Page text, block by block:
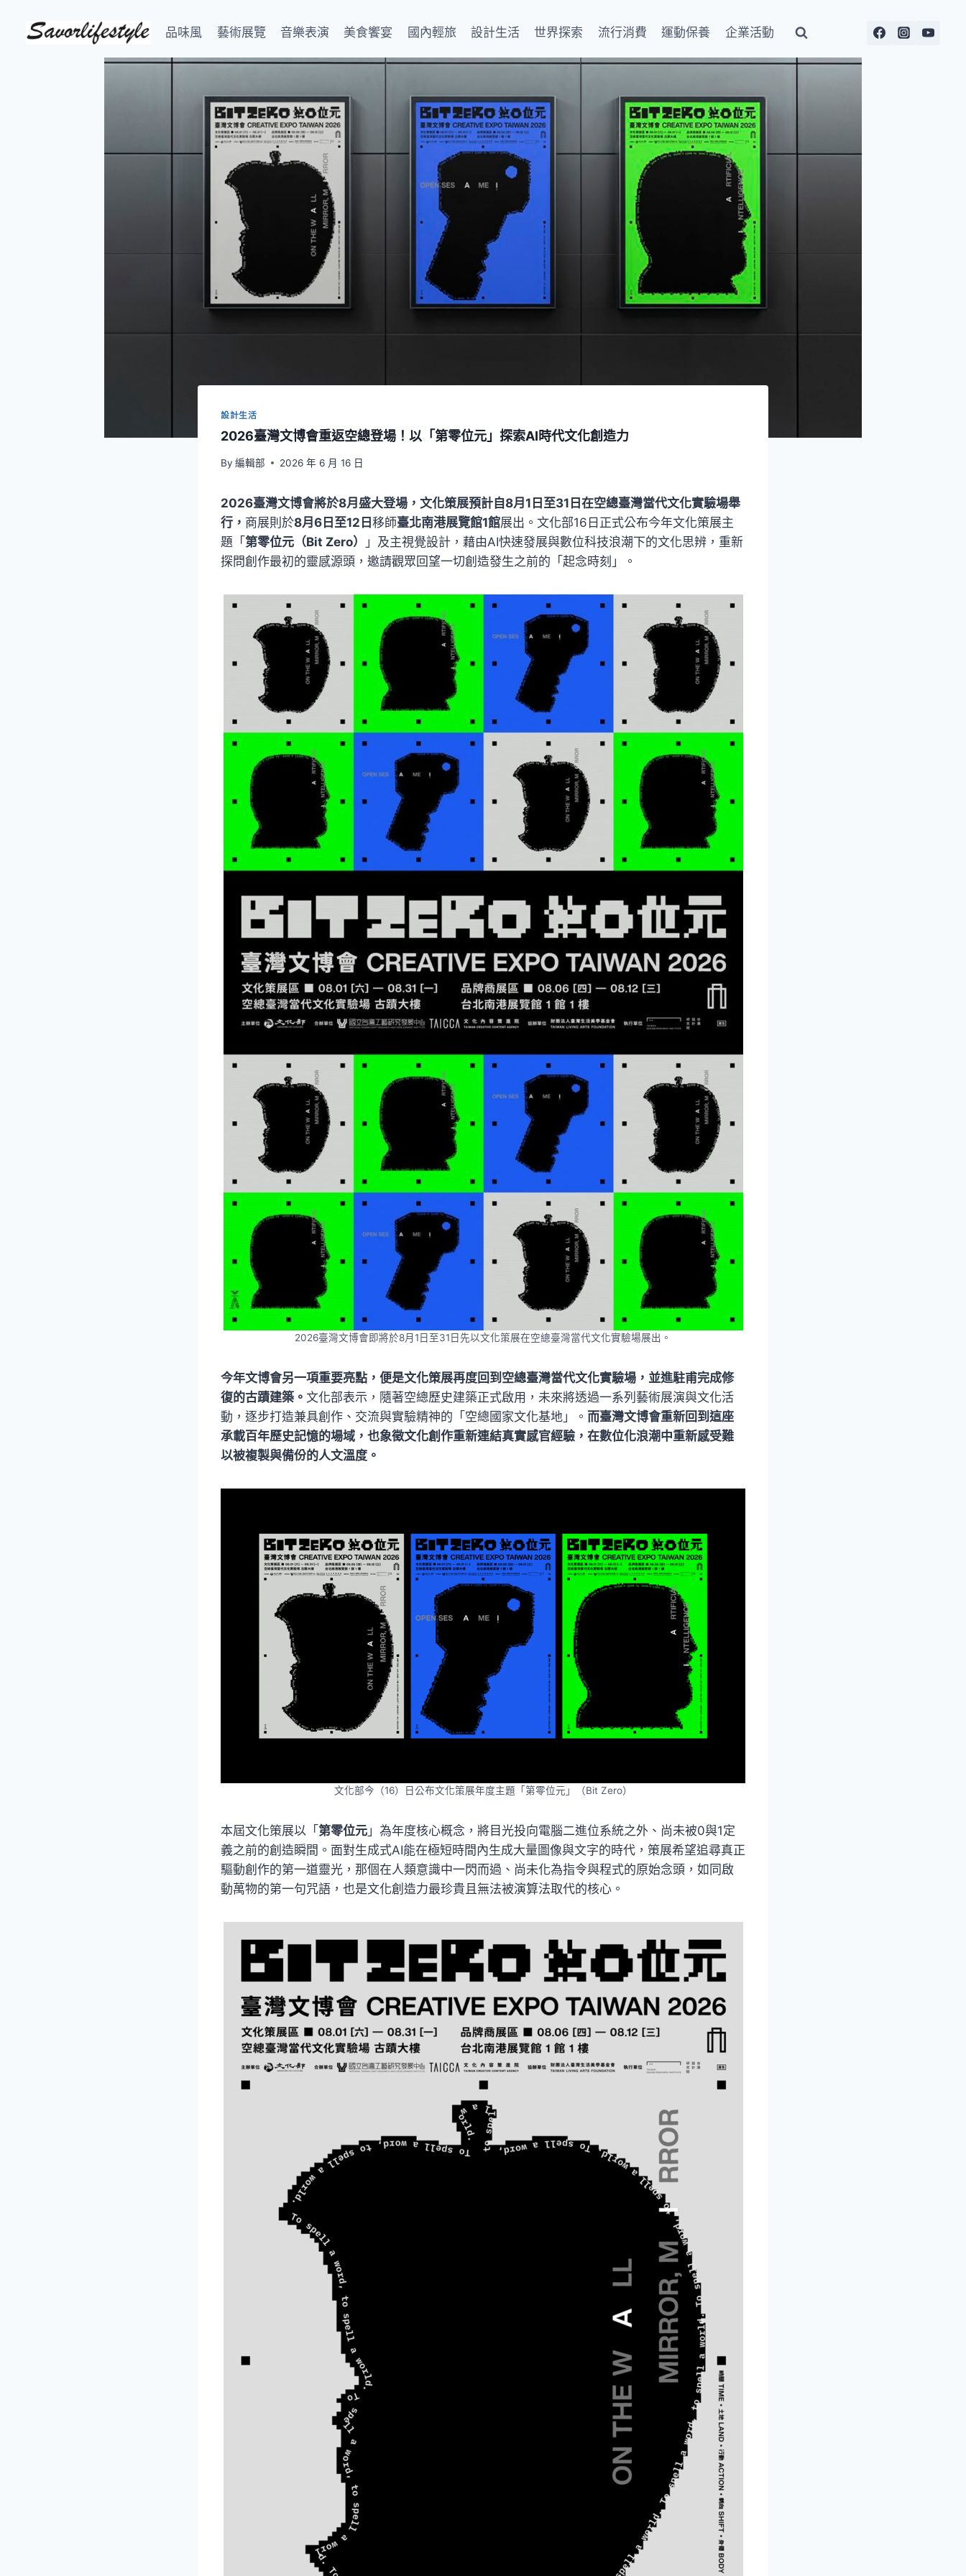
品味風 藝術展覽 音樂表演 美食饗宴 國內輕旅 設計生活 世界探索 流行消費 運動保養 企業活動
設計生活
2026臺灣文博會重返空總登場！以「第零位元」探索AI時代文化創造力
By 編輯部 2026 年 6 月 16 日
2026臺灣文博會將於8月盛大登場，文化策展預計自8月1日至31日在空總臺灣當代文化實驗場舉
行， 商展則於8月6日至12日 移師臺北南港展覽館1館展出。文化部16日正式公布今年文化策展主
題「第零位元（Bit Zero）
」及主視覺設計，藉由AI快速發展與數位科技浪潮下的文化思辨，重新
探問創作最初的靈感源頭，邀請觀眾回望一切創造發生之前的「起念時刻」。
2026臺灣文博會即將於8月1日至31日先以文化策展在空總臺灣當代文化實驗場展出。
今年文博會另一項重要亮點，便是文化策展再度回到空總臺灣當代文化實驗場，並進駐甫完成修
復的古蹟建築。 文化部表示，隨著空總歷史建築正式啟用，未來將透過一系列藝術展演與文化活
動，逐步打造兼具創作、交流與實驗精神的「空總國家文化基地」。 而臺灣文博會重新回到這座
承載百年歷史記憶的場域，也象徵文化創作重新連結真實感官經驗，在數位化浪潮中重新感受難
以被複製與備份的人文溫度。
文化部今（16）日公布文化策展年度主題「第零位元」（Bit Zero）
本屆文化策展以「 第零位元 」為年度核心概念，將目光投向電腦二進位系統之外、尚未被0與1定
義之前的創造瞬間。面對生成式AI能在極短時間內生成大量圖像與文字的時代，策展希望追尋真正
驅動創作的第一道靈光，那個在人類意識中一閃而過、尚未化為指令與程式的原始念頭，如同啟
動萬物的第一句咒語，也是文化創造力最珍貴且無法被演算法取代的核心。